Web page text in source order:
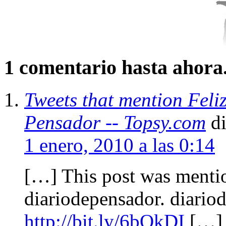
1 comentario hasta
Tweets that mention
Pensador -- Topsy.com
1 enero, 2010 a las 0:14
[…] This post was
diariodepensador.
http://bit.ly/6bOkDI […]